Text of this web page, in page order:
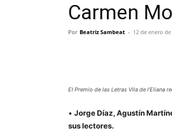
Carmen
Por Beatriz Sambeat - 12 de enero de
El Premio de las Letras Vila de l’Eliana
• Jorge Díaz, Agustín
suslectores.